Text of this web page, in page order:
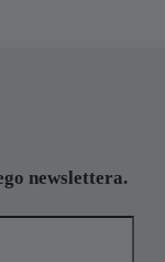
newslettera.